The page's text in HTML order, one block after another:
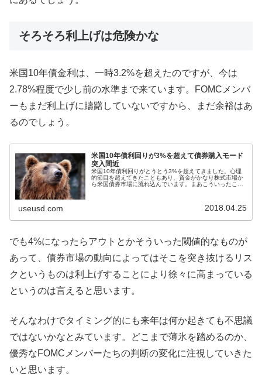
そろそろ利上げは危険かな
米国10年債金利は、一時3.2%を超えたのですが、今は
2.78%程度で少し前の水準まで来ています。FOMCメンバ
ーもまだ利上げに躊躇していないですから、まだ余裕はあ
るのでしょう。
米国10年債利回りが3%を超えて債券購入モード
突入間近
米国10年債利回りがとうとう3%を超えてきました。心理
的節目を超えてきたこともあり、資金がかなり株式市場か
ら米国債券市場に流れ込んでいます。まあこういったこと
useusd.com 2018.04.25
でも4%になったらアウトとかそういった閾値的なものが
あって、債券市場の動向によってはそこを突き抜けるリス
クというものは利上げすることにより徐々に高まっている
というのは言えると思います。
そんなわけでタイミング的にも来年は何か起きても不思議
ではないかなとみています。どこまで薄氷を踏めるのか、
優秀なFOMCメンバーたちの判断の変化に注視していきた
いと思います。